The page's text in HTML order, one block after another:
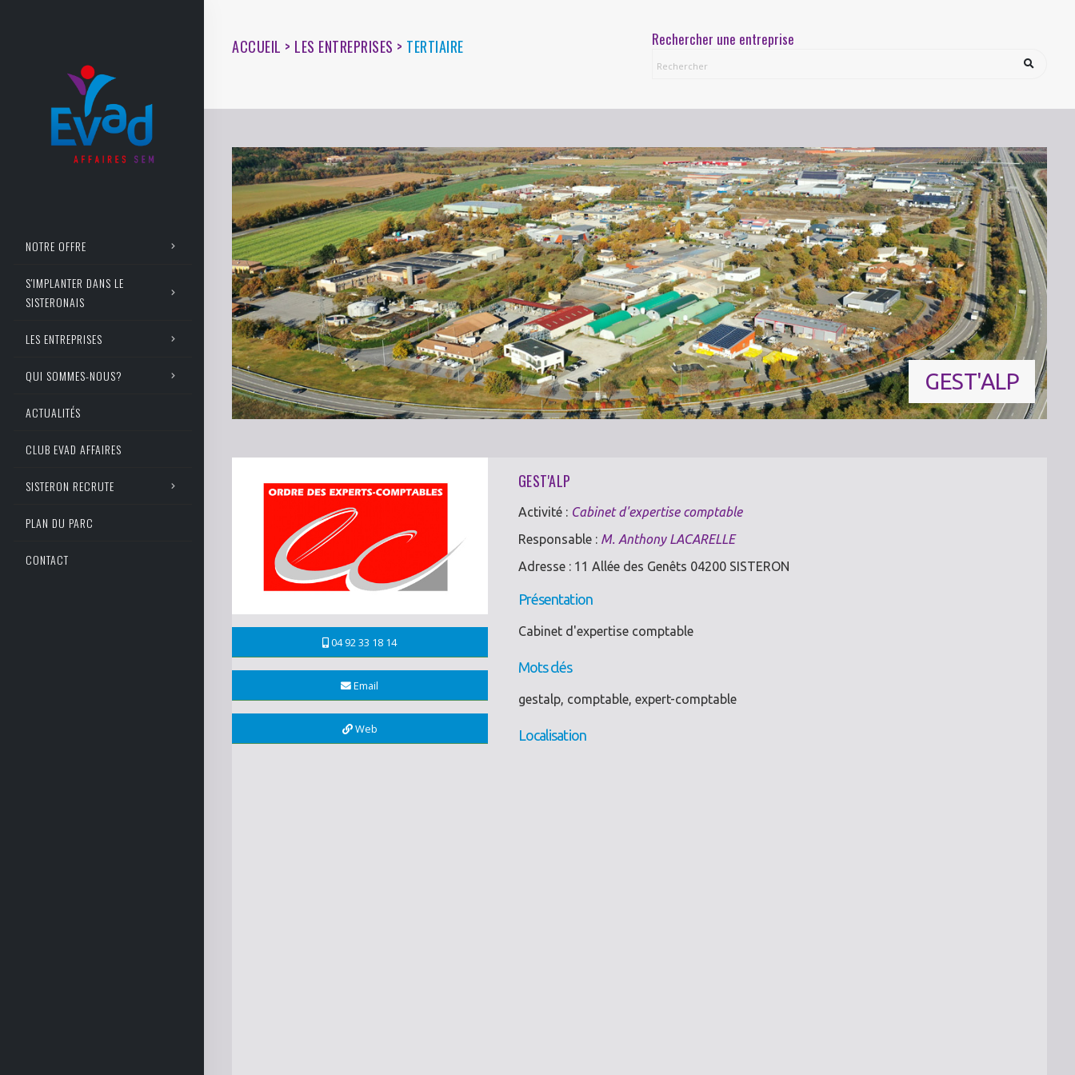
NOTRE OFFRE
S'IMPLANTER DANS LE
SISTERONAIS
LES ENTREPRISES
QUI SOMMES-NOUS?
ACTUALITÉS
CLUB EVAD AFFAIRES
SISTERON RECRUTE
PLAN DU PARC
CONTACT
ACCUEIL > LES ENTREPRISES > TERTIAIRE Rechercher une entreprise
GEST'ALP
04 92 33 18 14
Email
Web
GEST'ALP
Activité : Cabinet d'expertise comptable
Responsable : M. Anthony LACARELLE
Adresse : 11 Allée des Genêts 04200 SISTERON
Présentation
Cabinet d'expertise comptable
Mots clés
gestalp, comptable, expert-comptable
Localisation